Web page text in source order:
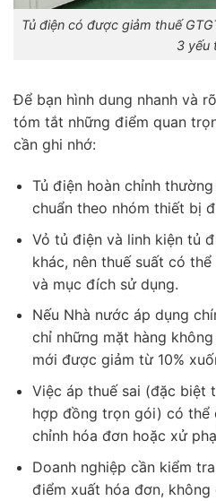
Tủ điện có được giảm thuế
3 yếu
Để bạn hình dung nhanh và
tóm tắt những điểm quan
cần ghi nhớ:
Tủ điện hoàn chỉnh
chuẩn theo nhóm thiết bị
Vỏ tủ điện và linh kiện tủ
khác, nên thuế suất có
và mục đích sử dụng.
Nếu Nhà nước áp dụng
chỉ những mặt hàng
mới được giảm từ 10%
Việc áp thuế sai (đặc biệt
hợp đồng trọn gói) có thể
chỉnh hóa đơn hoặc xử
Doanh nghiệp cần kiểm
điểm xuất hóa đơn,